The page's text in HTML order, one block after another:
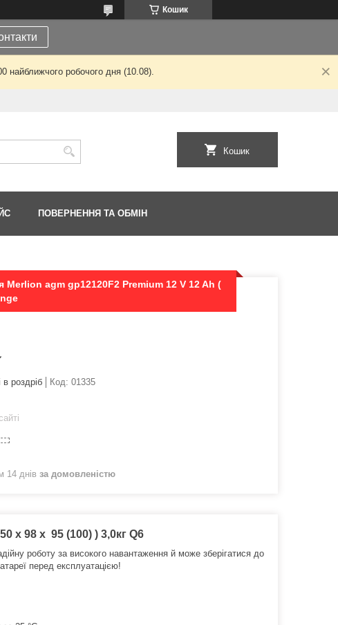
Кошик
найближчого робочого дня (10.08).
Кошик
ПОВЕРНЕННЯ ТА ОБМІН
Merlion agm gp12120F2 Premium 12 V 12 Ah (
роздріб Код: 01335
14 днів за домовленістю
x 98 x 95 (100) ) 3,0кг Q6
роботу за високого навантаження й може зберігатися до
перед експлуатацією!